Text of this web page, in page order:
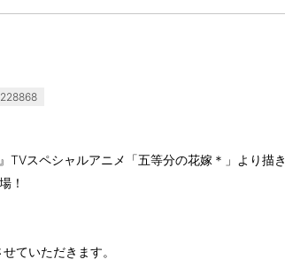
TVスペシャルアニメ「五等分の花嫁＊」より描き
！
ていただきます。